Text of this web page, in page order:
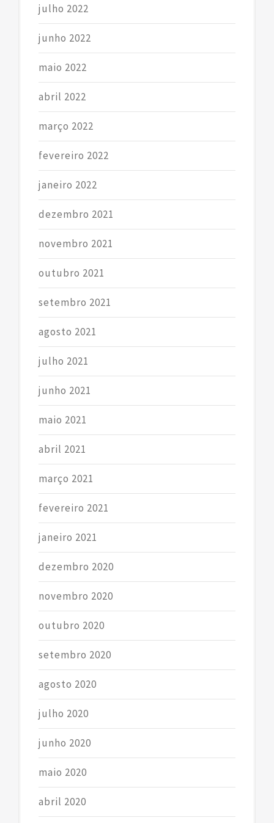
julho 2022
junho 2022
maio 2022
abril 2022
março 2022
fevereiro 2022
janeiro 2022
dezembro 2021
novembro 2021
outubro 2021
setembro 2021
agosto 2021
julho 2021
junho 2021
maio 2021
abril 2021
março 2021
fevereiro 2021
janeiro 2021
dezembro 2020
novembro 2020
outubro 2020
setembro 2020
agosto 2020
julho 2020
junho 2020
maio 2020
abril 2020